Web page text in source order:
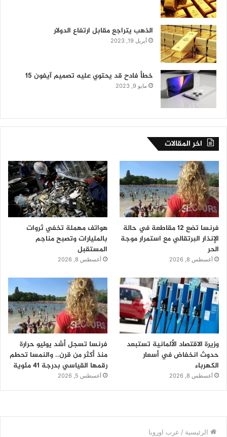
الذهب يتراجع مقابل ارتفاع الدولار
أبريل 19, 2023
خطأ فادح قد يحتوي عليه تصميم آيفون 15
مايو 9, 2023
اخر المقالات
فرنسا تضع 12 مقاطعة في حالة
الإنذار البرتقالي مع استمرار موجة
الحر
أغسطس 8, 2026
هواتف مهملة تخفي ثروات
بالمليارات وتصبح مناجم
المستقبل
أغسطس 8, 2026
وزيرة الاقتصاد الألمانية تستبعد
حدوث انخفاض في أسعار
الكهرباء
أغسطس 8, 2026
فرنسا تسجل أشد يوليو حرارة
منذ أكثر من قرن.. والنمسا تحطم
رقمها القياسي بدرجة 41 مئوية
أغسطس 5, 2026